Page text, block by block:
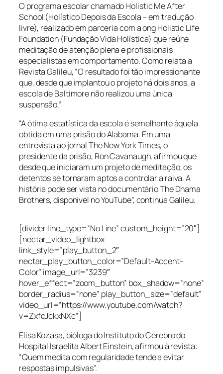
O programa escolar chamado Holistic Me After
School (Holístico Depois da Escola – em tradução
livre), realizado em parceria com a ong Holistic Life
Foundation (Fundação Vida Holística) que reúne
meditação de atenção plena e profissionais
especialistas em comportamento. Como relata a
Revista Galileu, “O resultado foi tão impressionante
que, desde que implantou o projeto há dois anos, a
escola de Baltimore não realizou uma única
suspensão.”
“A ótima estatística da escola é semelhante àquela
obtida em uma prisão do Alabama. Em uma
entrevista ao jornal The New York Times, o
presidente da prisão, Ron Cavanaugh, afirmou que
desde que iniciaram um projeto de meditação, os
detentos se tornaram aptos a controlar a raiva. A
história pode ser vista no documentário The Dhama
Brothers, disponível no YouTube”, continua Galileu.
[divider line_type=”No Line” custom_height=”20″]
[nectar_video_lightbox
link_style=”play_button_2″
nectar_play_button_color=”Default-Accent-
Color” image_url=”3239″
hover_effect=”zoom_button” box_shadow=”none”
border_radius=”none” play_button_size=”default”
video_url=”https://www.youtube.com/watch?
v=ZxfcJckxNXc”]
Elisa Kozasa, bióloga do Instituto do Cérebro do
Hospital Israelita Albert Einstein, afirmou à revista:
“Quem medita com regularidade tende a evitar
respostas impulsivas”.